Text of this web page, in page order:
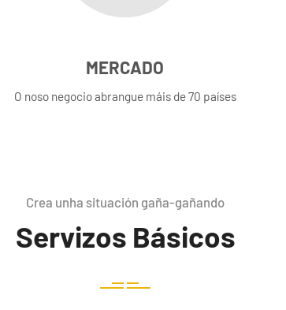
MERCADO
O noso negocio abrangue máis de 70 países
Crea unha situación gaña-gañando
Servizos Básicos